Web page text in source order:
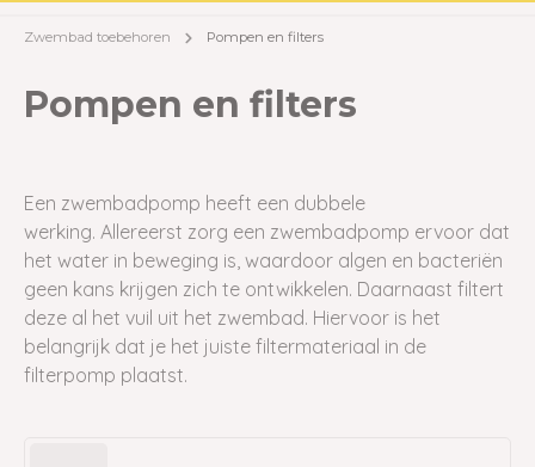
Zwembad toebehoren Pompen en filters
Pompen en filters
Een zwembadpomp heeft een dubbele
werking. Allereerst zorg een zwembadpomp ervoor dat
het water in beweging is, waardoor algen en bacteriën
geen kans krijgen zich te ontwikkelen. Daarnaast filtert
deze al het vuil uit het zwembad. Hiervoor is het
belangrijk dat je het juiste filtermateriaal in de
filterpomp plaatst.